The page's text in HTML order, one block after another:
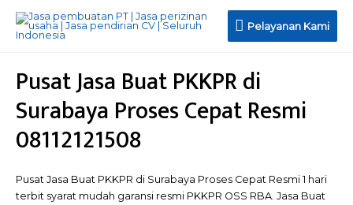
Pelayanan Kami
Pusat Jasa Buat PKKPR di
Surabaya Proses Cepat Resmi
08112121508
Pusat Jasa Buat PKKPR di Surabaya Proses Cepat Resmi 1 hari
terbit syarat mudah garansi resmi PKKPR OSS RBA. Jasa Buat